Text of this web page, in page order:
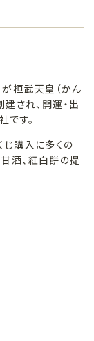
桓武天皇（かん
され、開運・出
す。
購入に多くの
酒、紅白餅の提